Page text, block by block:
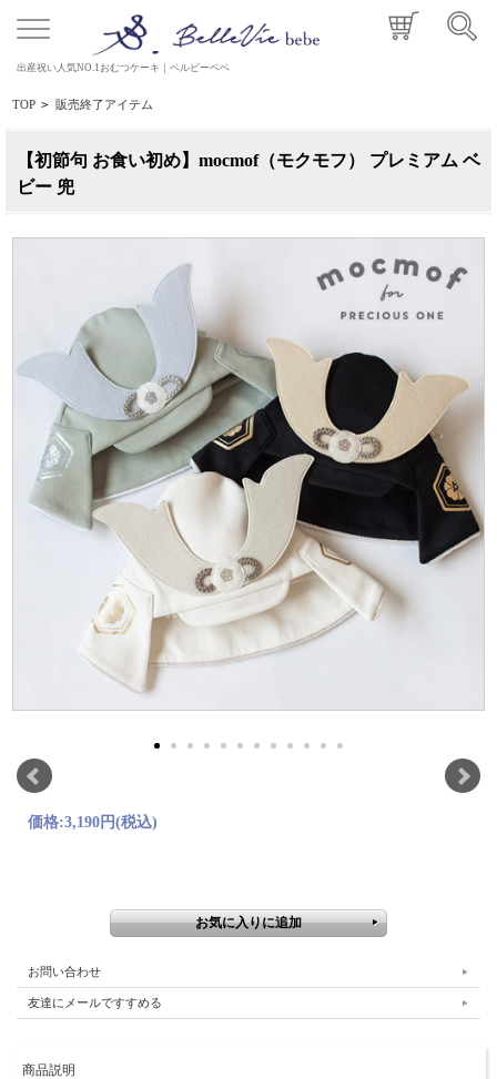
出産祝い人気NO.1おむつケーキ｜ベルビーベベ
TOP > 販売終了アイテム
【初節句 お食い初め】mocmof（モクモフ） プレミアム ベ
ビー 兜
価格:3,190円(税込)
お問い合わせ
友達にメールですすめる
商品説明